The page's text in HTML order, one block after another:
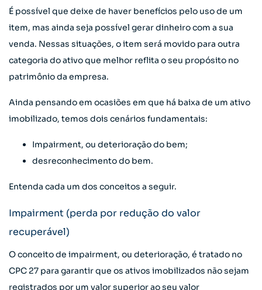
É possível que deixe de haver benefícios pelo uso de um
item, mas ainda seja possível gerar dinheiro com a sua
venda. Nessas situações, o item será movido para outra
categoria do ativo que melhor reflita o seu propósito no
patrimônio da empresa.
Ainda pensando em ocasiões em que há baixa de um ativo
imobilizado, temos dois cenários fundamentais:
Impairment, ou deterioração do bem;
desreconhecimento do bem.
Entenda cada um dos conceitos a seguir.
Impairment (perda por redução do valor
recuperável)
O conceito de impairment, ou deterioração, é tratado no
CPC 27 para garantir que os ativos imobilizados não sejam
registrados por um valor superior ao seu valor